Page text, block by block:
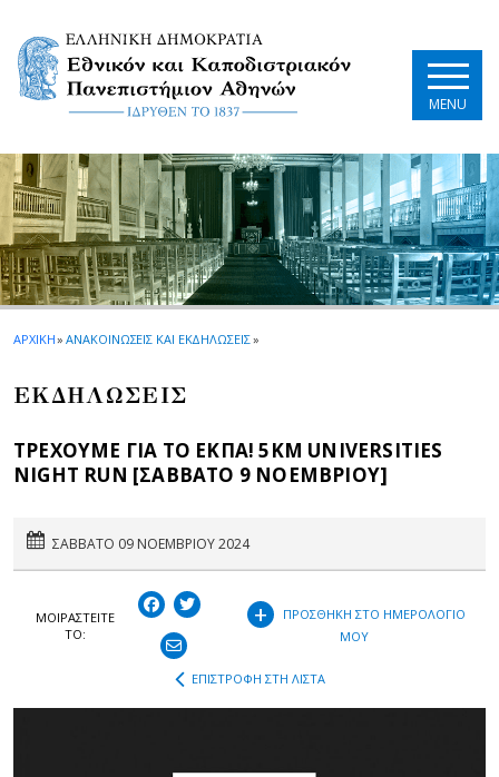
MENU
ΑΡΧΙΚΗ» ΑΝΑΚΟΙΝΩΣΕΙΣ ΚΑΙ ΕΚΔΗΛΩΣΕΙΣ»
EΚΔΗΛΩΣΕΙΣ
ΤΡΕΧΟΥΜΕ ΓΙΑ ΤΟ ΕΚΠΑ! 5KM UNIVERSITIES
NIGHT RUN [ΣΑΒΒΑΤΟ 9 ΝΟΕΜΒΡΙΟΥ]
ΣΑΒΒΑΤΟ 09 ΝΟΕΜΒΡΙΟΥ 2024
ΜΟΙΡΑΣΤEIΤΕ
ΤΟ:
+
ΠΡΟΣΘΗΚΗ ΣΤΟ ΗΜΕΡΟΛΟΓΙΟ
ΜΟΥ
ΕΠΙΣΤΡΟΦΗ ΣΤΗ ΛΙΣΤΑ